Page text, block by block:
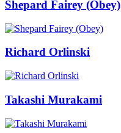
Shepard Fairey (Obey)
Richard Orlinski
Takashi Murakami